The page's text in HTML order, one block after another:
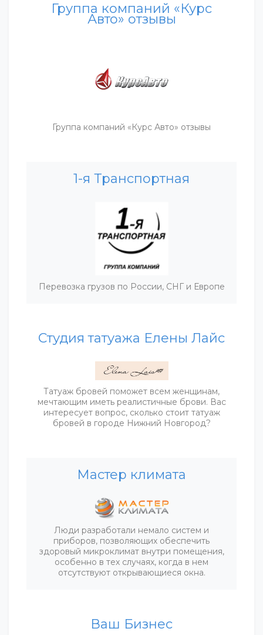
Группа компаний «Курс
Авто» отзывы
Группа компаний «Курс Авто» отзывы
1-я Транспортная
Перевозка грузов по России, СНГ и Европе
Студия татуажа Елены Лайс
Татуаж бровей поможет всем женщинам,
мечтающим иметь реалистичные брови. Вас
интересует вопрос, сколько стоит татуаж
бровей в городе Нижний Новгород?
Мастер климата
Люди разработали немало систем и
приборов, позволяющих обеспечить
здоровый микроклимат внутри помещения,
особенно в тех случаях, когда в нем
отсутствуют открывающиеся окна.
Ваш Бизнес